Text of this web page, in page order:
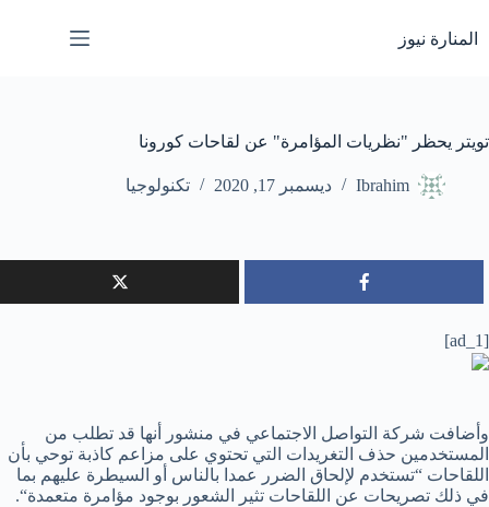
إلى
المحتوى
المنارة نيوز
تويتر يحظر "نظريات المؤامرة" عن لقاحات كورونا
Ibrahim ديسمبر 17, 2020 تكنولوجيا
[ad_1]
وأضافت شركة التواصل الاجتماعي في منشور أنها قد تطلب من
المستخدمين حذف التغريدات التي تحتوي على مزاعم كاذبة توحي بأن
اللقاحات “تستخدم لإلحاق الضرر عمدا بالناس أو السيطرة عليهم بما
في ذلك تصريحات عن اللقاحات تثير الشعور بوجود مؤامرة متعمدة“.